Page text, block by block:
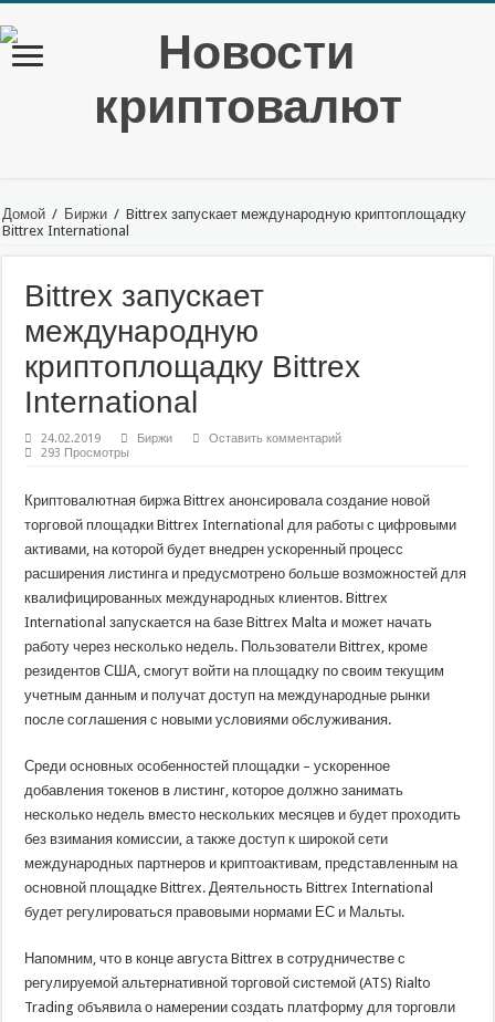
Домой / Биржи / Bittrex запускает международную криптоплощадку
Bittrex International
Bittrex запускает
международную
криптоплощадку Bittrex
International
24.02.2019 Биржи
Оставить комментарий
293 Просмотры
Криптовалютная биржа Bittrex анонсировала создание новой
торговой площадки Bittrex International для работы с цифровыми
активами, на которой будет внедрен ускоренный процесс
расширения листинга и предусмотрено больше возможностей для
квалифицированных международных клиентов. Bittrex
International запускается на базе Bittrex Malta и может начать
работу через несколько недель. Пользователи Bittrex, кроме
резидентов США, смогут войти на площадку по своим текущим
учетным данным и получат доступ на международные рынки
после соглашения с новыми условиями обслуживания.
Среди основных особенностей площадки – ускоренное
добавления токенов в листинг, которое должно занимать
несколько недель вместо нескольких месяцев и будет проходить
без взимания комиссии, а также доступ к широкой сети
международных партнеров и криптоактивам, представленным на
основной площадке Bittrex. Деятельность Bittrex International
будет регулироваться правовыми нормами ЕС и Мальты.
Напомним, что в конце августа Bittrex в сотрудничестве с
регулируемой альтернативной торговой системой (ATS) Rialto
Trading объявила о намерении создать платформу для торговли